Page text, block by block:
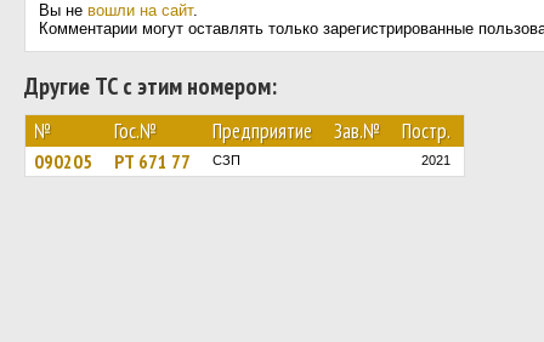
Вы не вошли на сайт.
Комментарии могут оставлять только зарегистрированные
Другие ТС с этим номером:
№ Гос.№ Предприятие Зав.№ Постр.
090205 РТ 671 77 СЗП 2021